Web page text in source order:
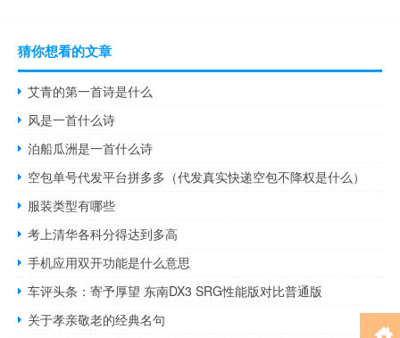
猜你想看的文章
艾青的第一首诗是什么
风是一首什么诗
泊船瓜洲是一首什么诗
空包单号代发平台拼多多（代发真实快递空包不降权是什么）
服装类型有哪些
考上清华各科分得达到多高
手机应用双开功能是什么意思
车评头条：寄予厚望 东南DX3 SRG性能版对比普通版
关于孝亲敬老的经典名句